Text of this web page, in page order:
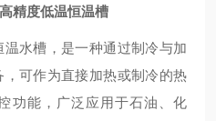
高精度低温恒温槽
水槽，是一种通过制冷与加
可作为直接加热或制冷的热
功能，广泛应用于石油、化